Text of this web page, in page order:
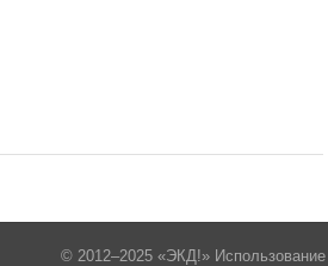
© 2012–2025 «ЭКД!»